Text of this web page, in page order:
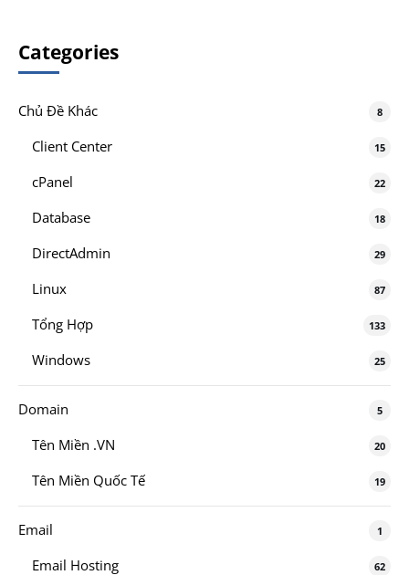
Categories
Chủ Đề Khác 8
Client Center 15
cPanel 22
Database 18
DirectAdmin 29
Linux 87
Tổng Hợp 133
Windows 25
Domain 5
Tên Miền .VN 20
Tên Miền Quốc Tế 19
Email 1
Email Hosting 62